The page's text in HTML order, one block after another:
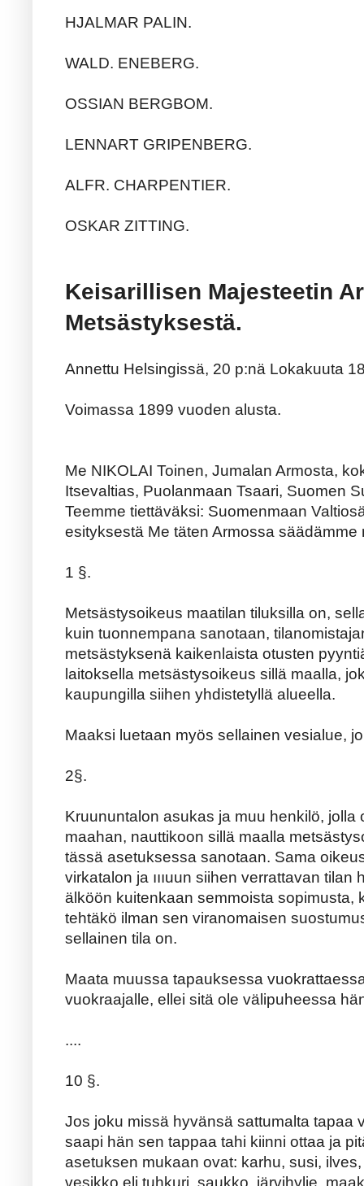
HJALMAR PALIN.
WALD. ENEBERG.
OSSIAN BERGBOM.
LENNART GRIPENBERG.
ALFR. CHARPENTIER.
OSKAR ZITTING.
Keisarillisen Majesteetin
Metsästyksestä.
Annettu Helsingissä, 20 p:nä Lokakuuta
Voimassa 1899 vuoden alusta.
Me NIKOLAI Toinen, Jumalan Armosta,
Itsevaltias, Puolanmaan Tsaari, Suomen
Teemme tiettäväksi: Suomenmaan
esityksestä Me täten Armossa säädämme
1 §.
Metsästysoikeus maatilan tiluksilla on,
kuin tuonnempana sanotaan,
metsästyksenä kaikenlaista otusten
laitoksella metsästysoikeus sillä maalla,
kaupungilla siihen yhdistetyllä alueella.
Maaksi luetaan myös sellainen vesialue,
2§.
Kruununtalon asukas ja muu henkilö,
maahan, nauttikoon sillä maalla
tässä asetuksessa sanotaan. Sama
virkatalon ja ıııuun siihen verrattavan
älköön kuitenkaan semmoista sopimusta,
tehtäkö ilman sen viranomaisen
sellainen tila on.
Maata muussa tapauksessa
vuokraajalle, ellei sitä ole välipuheessa
....
10 §.
Jos joku missä hyvänsä sattumalta tapaa
saapi hän sen tappaa tahi kiinni ottaa ja
asetuksen mukaan ovat: karhu, susi,
vesikko eli tuhkuri, saukko, järvihylje,